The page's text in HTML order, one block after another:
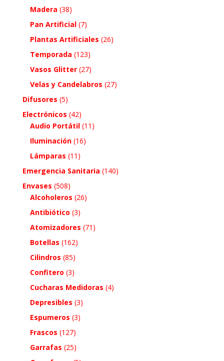
Madera (38)
Pan Artificial (7)
Plantas Artificiales (26)
Temporada (123)
Vasos Glitter (27)
Velas y Candelabros (27)
Difusores (5)
Electrónicos (42)
Audio Portátil (11)
Iluminación (16)
Lámparas (11)
Emergencia Sanitaria (140)
Envases (508)
Alcoholeros (26)
Antibiótico (3)
Atomizadores (71)
Botellas (162)
Cilindros (85)
Confitero (3)
Cucharas Medidoras (4)
Depresibles (3)
Espumeros (3)
Frascos (127)
Garrafas (25)